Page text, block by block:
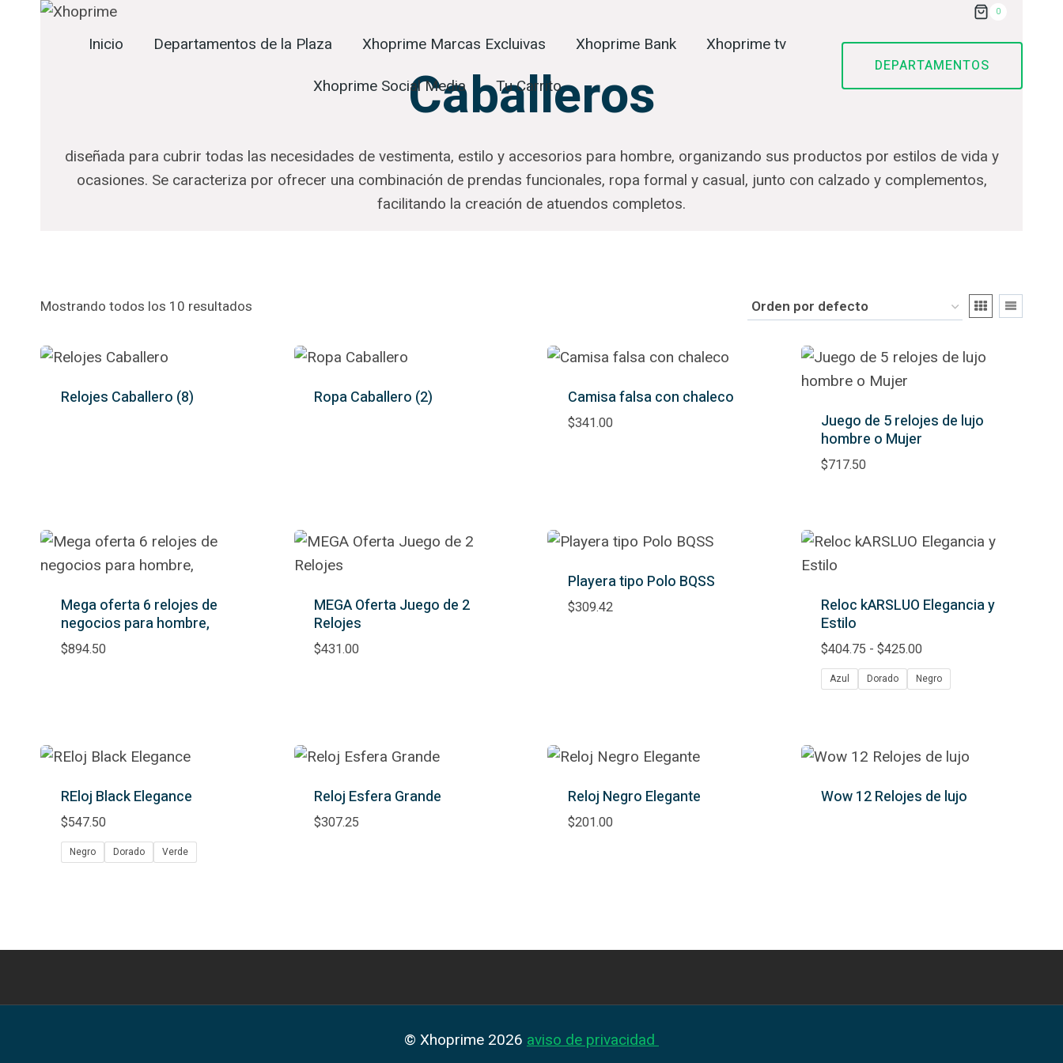
0
Inicio Departamentos de la Plaza Xhoprime Marcas Excluivas Xhoprime Bank
Xhoprime tv
Xhoprime Social Media
Tu Carrito
DEPARTAMENTOS
Caballeros
diseñada para cubrir todas las necesidades de vestimenta, estilo y accesorios para hombre, organizando sus productos por estilos de vida y
ocasiones. Se caracteriza por ofrecer una combinación de prendas funcionales, ropa formal y casual, junto con calzado y complementos,
facilitando la creación de atuendos completos.
Mostrando todos los 10 resultados
Relojes Caballero (8) Ropa Caballero (2) Camisa falsa con chaleco
$341.00
Juego de 5 relojes de lujo
hombre o Mujer
$717.50
Mega oferta 6 relojes de
negocios para hombre,
$894.50
MEGA Oferta Juego de 2
Relojes
$431.00
Playera tipo Polo BQSS
$309.42
Reloc kARSLUO Elegancia y
Estilo
$404.75 - $425.00Rango
de
precios:
hasta
Azul Dorado Negro
REloj Black Elegance
$547.50
Negro Dorado Verde
Reloj Esfera Grande
$307.25
Reloj Negro Elegante
$201.00
Wow 12 Relojes de lujo
© Xhoprime 2026 aviso de privacidad